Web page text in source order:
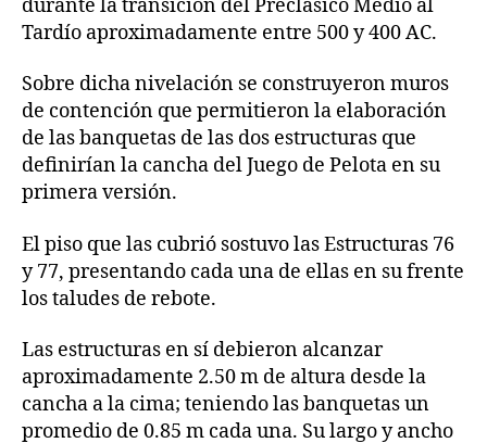
durante la transición del Preclásico Medio al
Tardío aproximadamente entre 500 y 400 AC.
Sobre dicha nivelación se construyeron muros
de contención que permitieron la elaboración
de las banquetas de las dos estructuras que
definirían la cancha del Juego de Pelota en su
primera versión.
El piso que las cubrió sostuvo las Estructuras 76
y 77, presentando cada una de ellas en su frente
los taludes de rebote.
Las estructuras en sí debieron alcanzar
aproximadamente 2.50 m de altura desde la
cancha a la cima; teniendo las banquetas un
promedio de 0.85 m cada una. Su largo y ancho